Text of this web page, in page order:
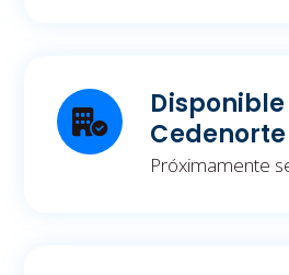
Próximamente